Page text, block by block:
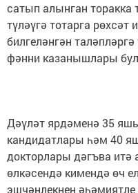
сатып алынган торакка
түләүгә тотарга
билгеләнгән
фәнни казанышлары
Дәүләт ярдәменә 35
кандидатлары һәм 40
докторлары дәгъва итә
өлкәсендә кимендә өч
эшчәнлекнең